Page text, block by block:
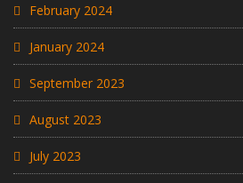
February 2024
January 2024
September 2023
August 2023
July 2023